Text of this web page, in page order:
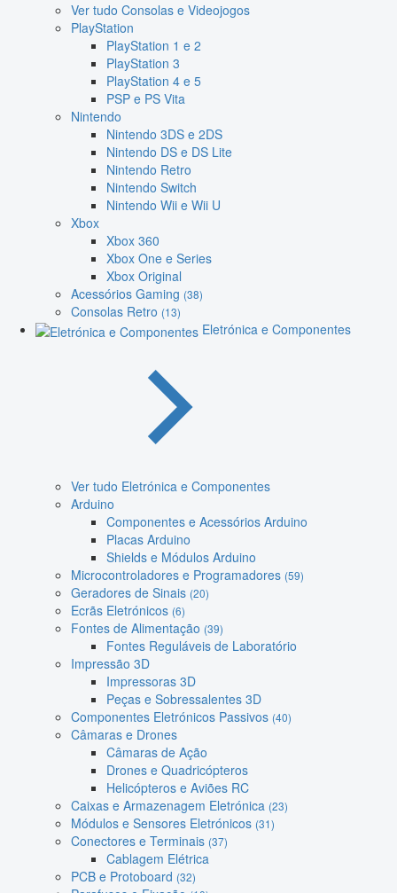
Ver tudo Consolas e Videojogos
PlayStation
PlayStation 1 e 2
PlayStation 3
PlayStation 4 e 5
PSP e PS Vita
Nintendo
Nintendo 3DS e 2DS
Nintendo DS e DS Lite
Nintendo Retro
Nintendo Switch
Nintendo Wii e Wii U
Xbox
Xbox 360
Xbox One e Series
Xbox Original
Acessórios Gaming (38)
Consolas Retro (13)
Eletrónica e Componentes
Ver tudo Eletrónica e Componentes
Arduino
Componentes e Acessórios Arduino
Placas Arduino
Shields e Módulos Arduino
Microcontroladores e Programadores (59)
Geradores de Sinais (20)
Ecrãs Eletrónicos (6)
Fontes de Alimentação (39)
Fontes Reguláveis de Laboratório
Impressão 3D
Impressoras 3D
Peças e Sobressalentes 3D
Componentes Eletrónicos Passivos (40)
Câmaras e Drones
Câmaras de Ação
Drones e Quadricópteros
Helicópteros e Aviões RC
Caixas e Armazenagem Eletrónica (23)
Módulos e Sensores Eletrónicos (31)
Conectores e Terminais (37)
Cablagem Elétrica
PCB e Protoboard (32)